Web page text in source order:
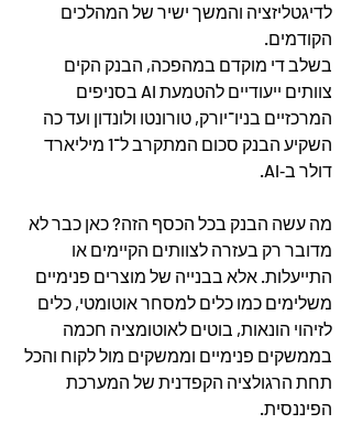
לדיגטליזציה והמשך ישיר של המהלכים
הקודמים.
בשלב די מוקדם במהפכה, הבנק הקים
צוותים ייעודיים להטמעת AI בסניפים
המרכזיים בניו־יורק, טורונטו ולונדון ועד כה
השקיע הבנק סכום המתקרב ל־1 מיליארד
דולר ב‑AI.
מה עשה הבנק בכל הכסף הזה? כאן כבר לא
מדובר רק בעזרה לצוותים הקיימים או
התייעלות. אלא בבנייה של מוצרים פנימיים
משלימים כמו כלים למסחר אוטומטי, כלים
לזיהוי הונאות, בוטים לאוטומציה חכמה
בממשקים פנימיים וממשקים מול לקוח והכל
תחת הרגולציה הקפדנית של המערכת
הפיננסית.